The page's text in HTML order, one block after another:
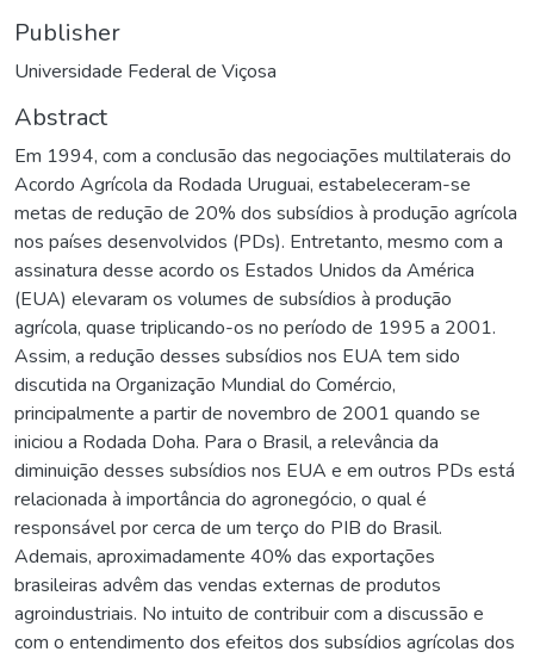
Publisher
Universidade Federal de Viçosa
Abstract
Em 1994, com a conclusão das negociações multilaterais do
Acordo Agrícola da Rodada Uruguai, estabeleceram-se
metas de redução de 20% dos subsídios à produção agrícola
nos países desenvolvidos (PDs). Entretanto, mesmo com a
assinatura desse acordo os Estados Unidos da América
(EUA) elevaram os volumes de subsídios à produção
agrícola, quase triplicando-os no período de 1995 a 2001.
Assim, a redução desses subsídios nos EUA tem sido
discutida na Organização Mundial do Comércio,
principalmente a partir de novembro de 2001 quando se
iniciou a Rodada Doha. Para o Brasil, a relevância da
diminuição desses subsídios nos EUA e em outros PDs está
relacionada à importância do agronegócio, o qual é
responsável por cerca de um terço do PIB do Brasil.
Ademais, aproximadamente 40% das exportações
brasileiras advêm das vendas externas de produtos
agroindustriais. No intuito de contribuir com a discussão e
com o entendimento dos efeitos dos subsídios agrícolas dos